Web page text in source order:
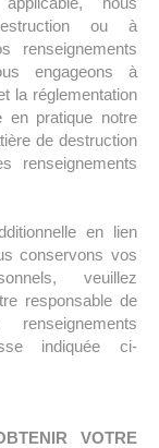
ou à
renseignements
engageons à
la réglementation
en pratique notre
de destruction
renseignements
en lien
conservons vos
veuillez
responsable de
indiquée ci-
VOTRE